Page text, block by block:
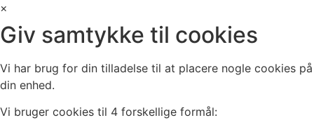
×
Giv samtykke til cookies
Vi har brug for din tilladelse til at placere nogle cookies på
din enhed.
Vi bruger cookies til 4 forskellige formål: